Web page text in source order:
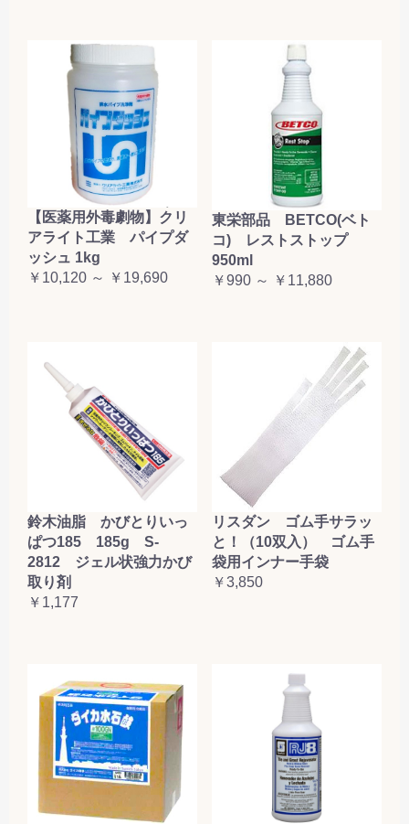
【医薬用外毒劇物】クリ
アライト工業 パイプダ
ッシュ 1kg
￥10,120 ～ ￥19,690
東栄部品 BETCO(ベト
コ) レストストップ
950ml
￥990 ～ ￥11,880
鈴木油脂 かびとりいっ
ぱつ185 185g S-
2812 ジェル状強力かび
取り剤
￥1,177
リスダン ゴム手サラッ
と！（10双入） ゴム手
袋用インナー手袋
￥3,850